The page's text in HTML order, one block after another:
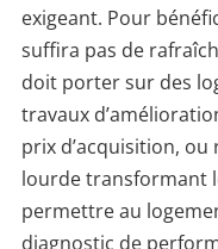
exigeant. Pour
suffira pas de
doit porter sur des
travaux
prix d’acquisition,
lourde transformant
permettre au
diagnostic de